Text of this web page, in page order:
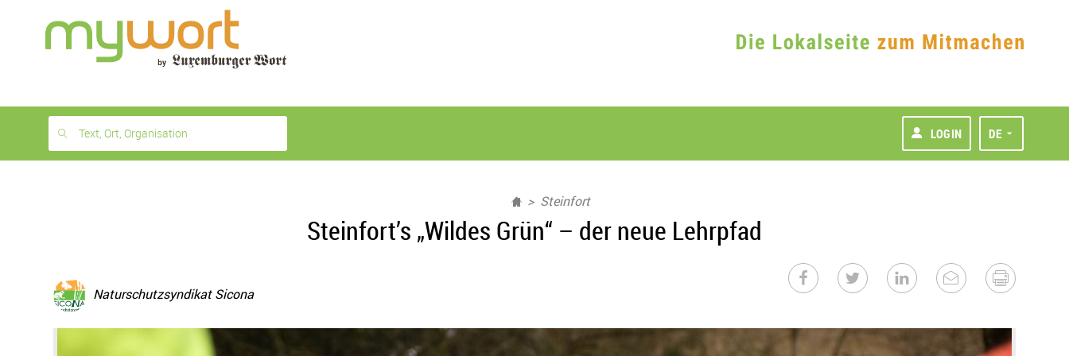
month
free
Text, Ort, Organisation LOGIN DE
Steinfort
Steinfort’s „Wildes Grün“ – der neue Lehrpfad
Naturschutzsyndikat Sicona